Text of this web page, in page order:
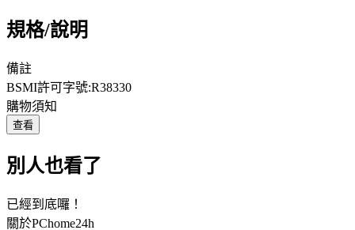
規格/說明
備註
BSMI許可字號:R38330
購物須知
查看
別人也看了
已經到底囉！
關於PChome24h